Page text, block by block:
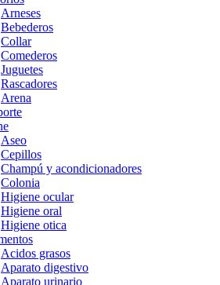
Arneses
Bebederos
Collar
Comederos
Juguetes
Rascadores
Arena
Aseo
Cepillos
Champú y acondicionadores
Colonia
Higiene ocular
Higiene oral
Higiene otica
Acidos grasos
Aparato digestivo
Aparato urinario